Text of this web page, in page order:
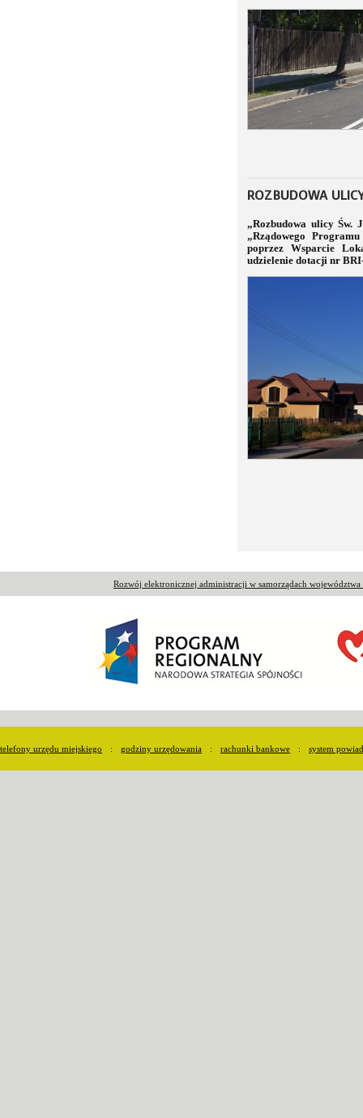
ROZBUDOWA
„Rozbudowa ulicy Św.
„Rządowego
poprzez Wsparcie
udzielenie dotacji nr
Rozwój elektronicznej administracji w samorządach
telefony urzędu miejskiego : godziny urzędowania : rachunki bankowe : system